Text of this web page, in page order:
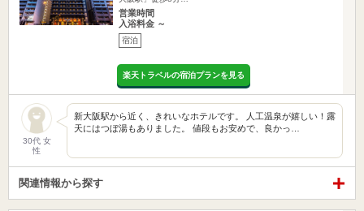
営業時間
入浴料金 ～
宿泊
楽天トラベルの宿泊プランを見る
30代 女
性
新大阪駅から近く、きれいなホテルです。 人工温泉が嬉しい！露
天にはつぼ湯もありました。 値段もお安めで、良かっ…
関連情報から探す